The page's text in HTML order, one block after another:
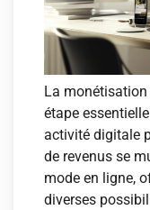
La monétisation
étape
activité digitale
de revenus se
mode en ligne,
diverses